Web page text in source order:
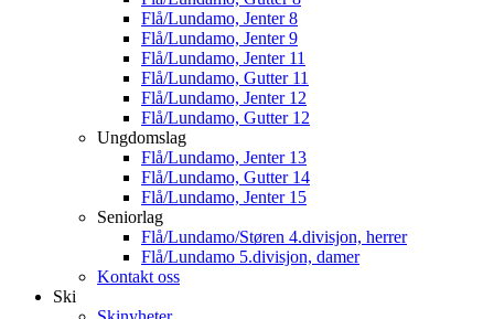
Flå/Lundamo, Jenter 8
Flå/Lundamo, Jenter 9
Flå/Lundamo, Jenter 11
Flå/Lundamo, Gutter 11
Flå/Lundamo, Jenter 12
Flå/Lundamo, Gutter 12
Ungdomslag
Flå/Lundamo, Jenter 13
Flå/Lundamo, Gutter 14
Flå/Lundamo, Jenter 15
Seniorlag
Flå/Lundamo/Støren 4.divisjon, herrer
Flå/Lundamo 5.divisjon, damer
Kontakt oss
Ski